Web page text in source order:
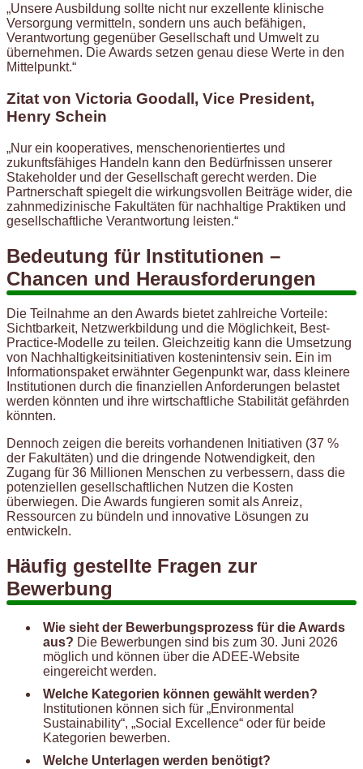
„Unsere Ausbildung sollte nicht nur exzellente klinische
Versorgung vermitteln, sondern uns auch befähigen,
Verantwortung gegenüber Gesellschaft und Umwelt zu
übernehmen. Die Awards setzen genau diese Werte in den
Mittelpunkt.“
Zitat von Victoria Goodall, Vice President,
Henry Schein
„Nur ein kooperatives, menschenorientiertes und
zukunftsfähiges Handeln kann den Bedürfnissen unserer
Stakeholder und der Gesellschaft gerecht werden. Die
Partnerschaft spiegelt die wirkungsvollen Beiträge wider, die
zahnmedizinische Fakultäten für nachhaltige Praktiken und
gesellschaftliche Verantwortung leisten.“
Bedeutung für Institutionen –
Chancen und Herausforderungen
Die Teilnahme an den Awards bietet zahlreiche Vorteile:
Sichtbarkeit, Netzwerkbildung und die Möglichkeit, Best-
Practice-Modelle zu teilen. Gleichzeitig kann die Umsetzung
von Nachhaltigkeitsinitiativen kostenintensiv sein. Ein im
Informationspaket erwähnter Gegenpunkt war, dass kleinere
Institutionen durch die finanziellen Anforderungen belastet
werden könnten und ihre wirtschaftliche Stabilität gefährden
könnten.
Dennoch zeigen die bereits vorhandenen Initiativen (37 %
der Fakultäten) und die dringende Notwendigkeit, den
Zugang für 36 Millionen Menschen zu verbessern, dass die
potenziellen gesellschaftlichen Nutzen die Kosten
überwiegen. Die Awards fungieren somit als Anreiz,
Ressourcen zu bündeln und innovative Lösungen zu
entwickeln.
Häufig gestellte Fragen zur
Bewerbung
Wie sieht der Bewerbungsprozess für die Awards
aus? Die Bewerbungen sind bis zum 30. Juni 2026
möglich und können über die ADEE-Website
eingereicht werden.
Welche Kategorien können gewählt werden?
Institutionen können sich für „Environmental
Sustainability“, „Social Excellence“ oder für beide
Kategorien bewerben.
Welche Unterlagen werden benötigt?